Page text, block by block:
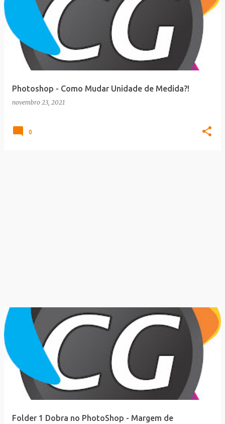
Photoshop - Como Mudar Unidade de Medida?!
novembro 23, 2021
0
Folder 1 Dobra no PhotoShop - Margem de